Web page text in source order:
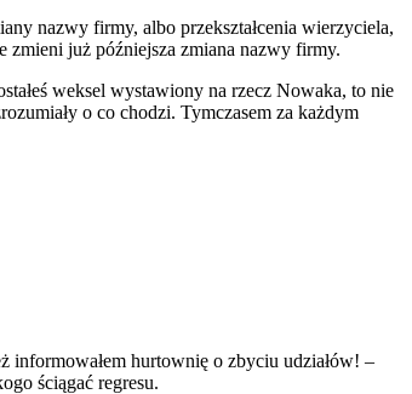
nazwy firmy, albo przekształcenia wierzyciela,
już późniejsza zmiana nazwy firmy.
weksel wystawiony na rzecz Nowaka, to nie
o co chodzi. Tymczasem za każdym
informowałem hurtownię o zbyciu udziałów! –
ściągać regresu.